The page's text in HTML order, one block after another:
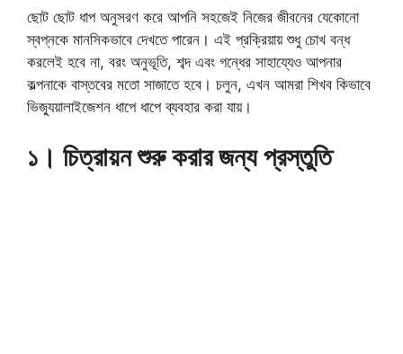
ছোট ছোট ধাপ অনুসরণ করে আপনি সহজেই নিজের জীবনের যেকোনো
স্বপ্নকে মানসিকভাবে দেখতে পারেন। এই প্রক্রিয়ায় শুধু চোখ বন্ধ
করলেই হবে না, বরং অনুভূতি, শব্দ এবং গন্ধের সাহায্যেও আপনার
কল্পনাকে বাস্তবের মতো সাজাতে হবে। চলুন, এখন আমরা শিখব কিভাবে
ভিজ্যুয়ালাইজেশন ধাপে ধাপে ব্যবহার করা যায়।
১। চিত্রায়ন শুরু করার জন্য প্রস্তুতি